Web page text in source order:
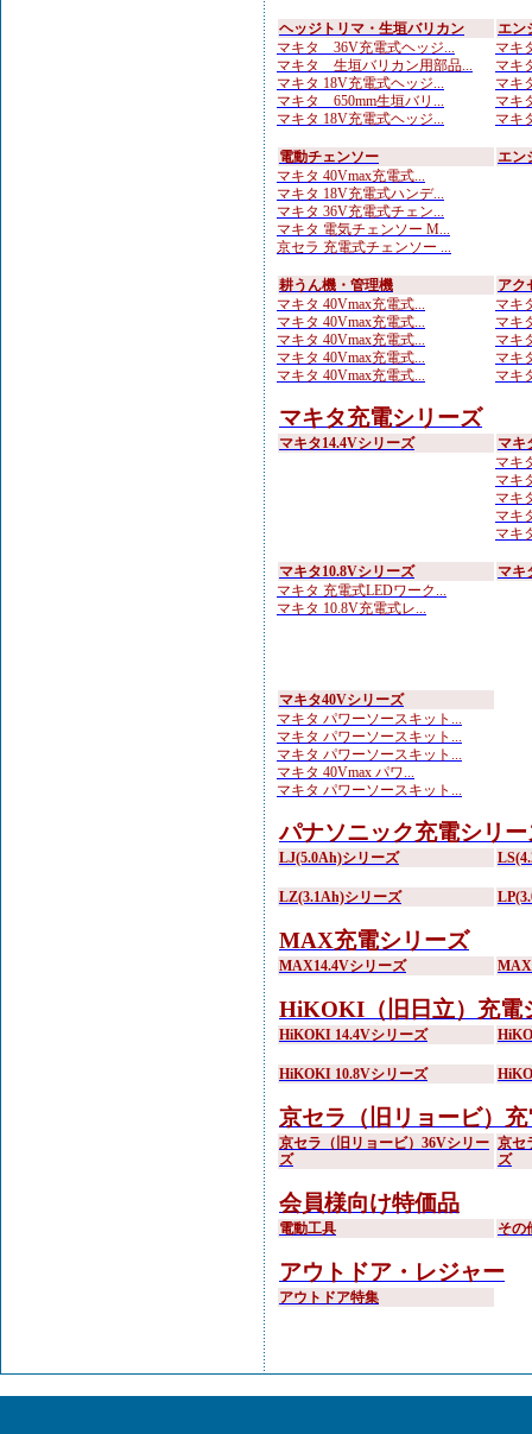
ヘッジトリマ・生垣バリカン
マキタ 36V充電式ヘッジ...
マキタ 生垣バリカン用部品...
マキタ 18V充電式ヘッジ...
マキタ 650mm生垣バリ...
マキタ 18V充電式ヘッジ...
エン
マキ
マキ
マキ
マキ
マキ
電動チェンソー
マキタ 40Vmax充電式...
マキタ 18V充電式ハンデ...
マキタ 36V充電式チェン...
マキタ 電気チェンソー M...
京セラ 充電式チェンソー ...
エン
耕うん機・管理機
マキタ 40Vmax充電式...
マキタ 40Vmax充電式...
マキタ 40Vmax充電式...
マキタ 40Vmax充電式...
マキタ 40Vmax充電式...
アク
マキ
マキ
マキ
マキ
マキ
マキタ充電シリーズ
マキタ14.4Vシリーズ
マキ
マキ
マキ
マキ
マキ
マキ
マキタ10.8Vシリーズ
マキタ 充電式LEDワーク...
マキタ 10.8V充電式レ...
マキ
マキタ40Vシリーズ
マキタ パワーソースキット...
マキタ パワーソースキット...
マキタ パワーソースキット...
マキタ 40Vmax パワ...
マキタ パワーソースキット...
パナソニック充電シリー
LJ(5.0Ah)シリーズ
LZ(3.1Ah)シリーズ
MAX充電シリーズ
MAX14.4Vシリーズ
HiKOKI（旧日立）充電
HiKOKI 14.4Vシリーズ
HiKOKI 10.8Vシリーズ
京セラ（旧リョービ）
京セラ（旧リョービ）36Vシリー
ズ
京セ
ズ
会員様向け特価品
電動工具 その
アウトドア・レジャー
アウトドア特集